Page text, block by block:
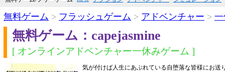
無料ゲーム > フラッシュゲーム > アドベンチャー >
無料ゲーム：capejasmine
[ オンラインアドベンチャー一休みゲーム ]
気が付けば人生にあぶれている自堕落な皆様にお送